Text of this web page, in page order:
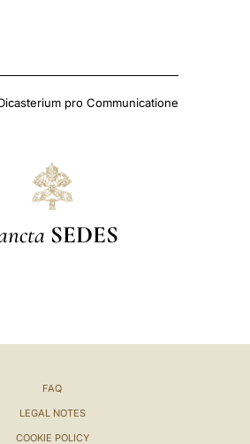
pro Communicatione
SEDES
FAQ
LEGAL NOTES
COOKIE POLICY